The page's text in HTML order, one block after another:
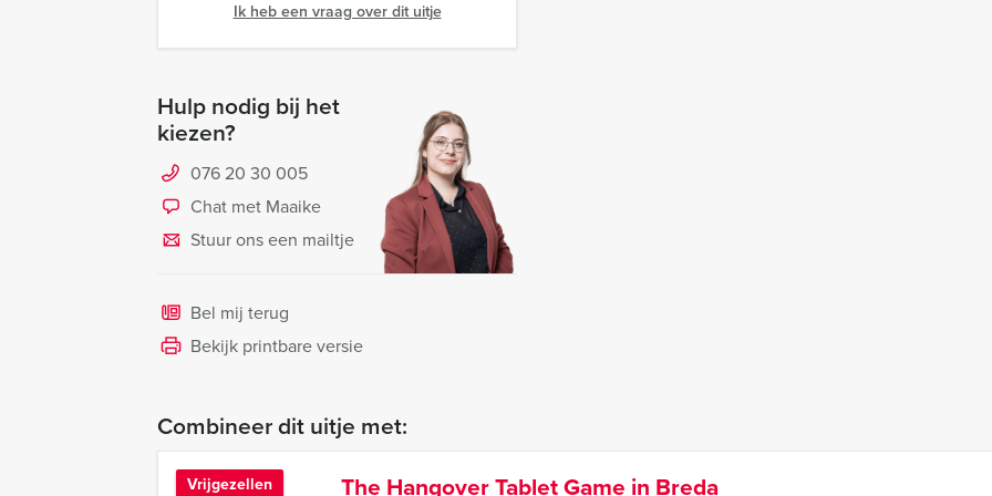
Ik heb een vraag over dit uitje
Hulp nodig bij het
kiezen?
076 20 30 005
Chat met Maaike
Stuur ons een mailtje
Bel mij terug
Bekijk printbare versie
Combineer dit uitje met:
The Hangover Tablet Game in Breda
Vrijgezellen